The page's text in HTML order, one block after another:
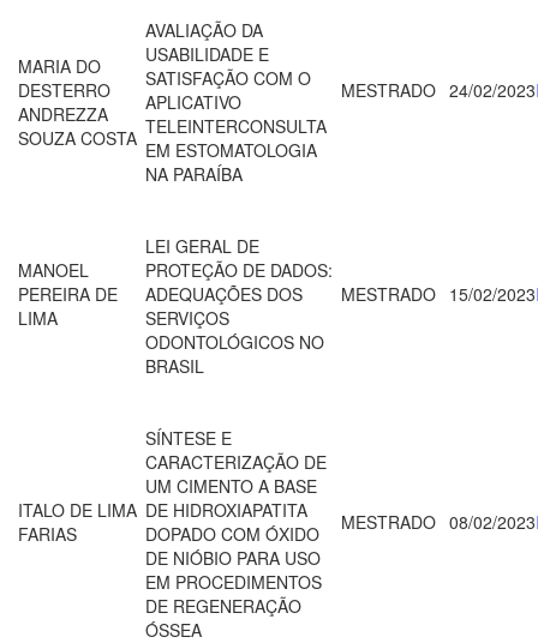
MARIA DO
DESTERRO
ANDREZZA
SOUZA COSTA
AVALIAÇÃO DA
USABILIDADE E
SATISFAÇÃO COM O
APLICATIVO
TELEINTERCONSULTA
EM ESTOMATOLOGIA
NA PARAÍBA
MESTRADO 24/02/2023
MANOEL
PEREIRA DE
LIMA
LEI GERAL DE
PROTEÇÃO DE DADOS:
ADEQUAÇÕES DOS
SERVIÇOS
ODONTOLÓGICOS NO
BRASIL
MESTRADO 15/02/2023
ITALO DE LIMA
FARIAS
SÍNTESE E
CARACTERIZAÇÃO DE
UM CIMENTO A BASE
DE HIDROXIAPATITA
DOPADO COM ÓXIDO
DE NIÓBIO PARA USO
EM PROCEDIMENTOS
DE REGENERAÇÃO
ÓSSEA
MESTRADO 08/02/2023